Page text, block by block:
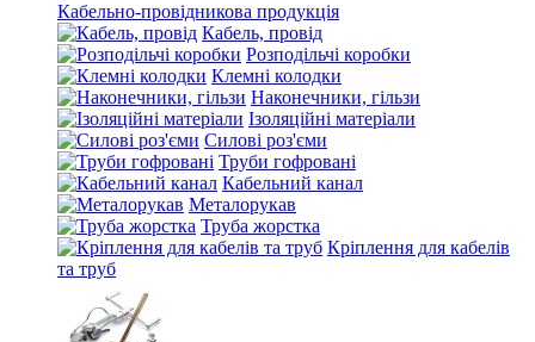
Кабельно-провідникова продукція
Кабель, провід
Розподільчі коробки
Клемні колодки
Наконечники, гільзи
Ізоляційні матеріали
Силові роз'єми
Труби гофровані
Кабельний канал
Металорукав
Труба жорстка
Кріплення для кабелів
та труб